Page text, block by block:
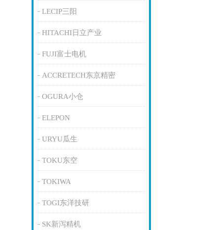
LECIP三阳
HITACHI日立产业
FUJI富士电机
ACCRETECH东京精密
OGURA小仓
ELEPON
URYU瓜生
TOKU东空
TOKIWA
TOGI东洋技研
SK新泻精机